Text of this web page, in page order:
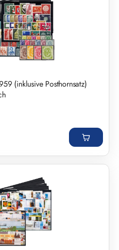
(inklusive Posthornsatz)